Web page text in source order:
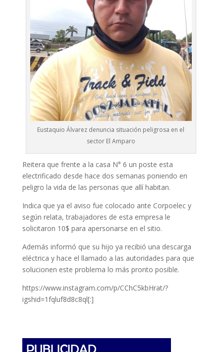
Eustaquio Álvarez denuncia situación peligrosa en el
sector El Amparo
Reitera que frente a la casa N° 6 un poste esta
electrificado desde hace dos semanas poniendo en
peligro la vida de las personas que allí habitan.
Indica que ya el aviso fue colocado ante Corpoelec y
según relata, trabajadores de esta empresa le
solicitaron 10$ para apersonarse en el sitio.
Además informó que su hijo ya recibió una descarga
eléctrica y hace el llamado a las autoridades para que
solucionen este problema lo más pronto posible.
https://www.instagram.com/p/CChC5kbHrat/?
igshid=1fqluf8d8c8ql[:]